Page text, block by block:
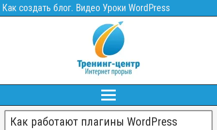
Как создать блог. Видео Уроки WordPress
Как работают плагины WordPress